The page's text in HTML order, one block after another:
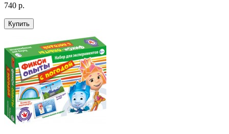
740 р.
Купить